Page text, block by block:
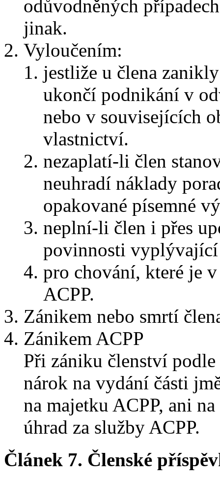
odůvodněných
jinak.
Vyloučením:
jestliže u člena
ukončí podnikání v
nebo v souvisejících
vlastnictví.
nezaplatí-li člen
neuhradí náklady
opakované písemné
neplní-li člen i přes
povinnosti vyplývající
pro chování, které je
ACPP.
Zánikem nebo smrtí
Zánikem ACPP
Při zániku členství
nárok na vydání části
na majetku ACPP, ani
úhrad za služby ACPP.
Článek 7. Členské